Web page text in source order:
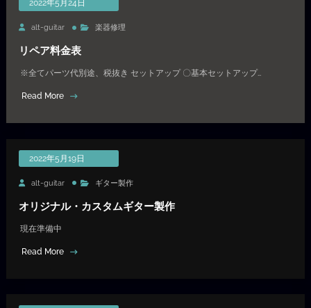
2022年5月24日
alt-guitar 楽器修理
リペア料金表
※全てパーツ代別途、税抜き セットアップ 〇基本セットアップ…
Read More
2022年5月19日
alt-guitar ギター製作
オリジナル・カスタムギター製作
現在準備中
Read More